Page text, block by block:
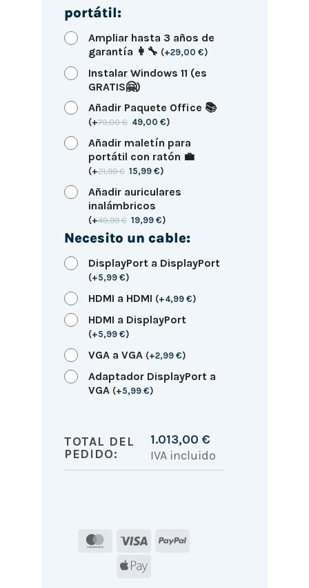
portátil:
Ampliar hasta 3 años de
garantía 👩‍🔧 (+29,00 €)
Instalar Windows 11 (es
GRATIS🤗)
Añadir Paquete Office 📚
(+79,00€ 49,00€)
Añadir maletín para
portátil con ratón 💼
(+21,99€ 15,99€)
Añadir auriculares
inalámbricos
(+49,99€ 19,99€)
Necesito un cable:
DisplayPort a DisplayPort
(+5,99 €)
HDMI a HDMI (+4,99 €)
HDMI a DisplayPort
(+5,99 €)
VGA a VGA (+2,99 €)
Adaptador DisplayPort a
VGA (+5,99 €)
TOTAL DEL
PEDIDO:
1.013,00 €
IVA incluido
MasterCard
Visa
PayPal
Apple